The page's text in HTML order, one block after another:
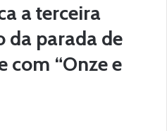
a terceira
da parada de
com “Onze e